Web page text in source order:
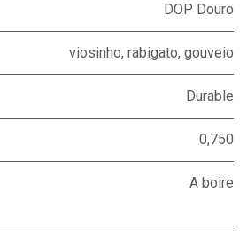
DOP Douro
viosinho, rabigato, gouveio
Durable
0,750
A boire